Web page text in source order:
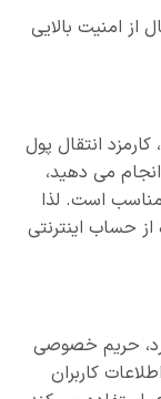
از امنیت بالایی
انتقال پول
انجام می دهید،
مناسب است. لذا
حساب اینترنتی
حریم خصوصی
کاربران